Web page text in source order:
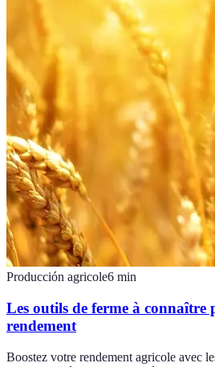
Producción agricole6 min
Les outils de ferme à
rendement
Boostez votre rendement agricole avec